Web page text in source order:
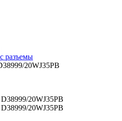
разъемы
20WJ35PB